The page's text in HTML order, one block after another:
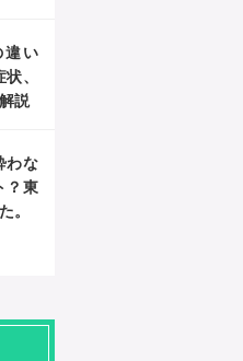
違い
、
説
わな
？東
。